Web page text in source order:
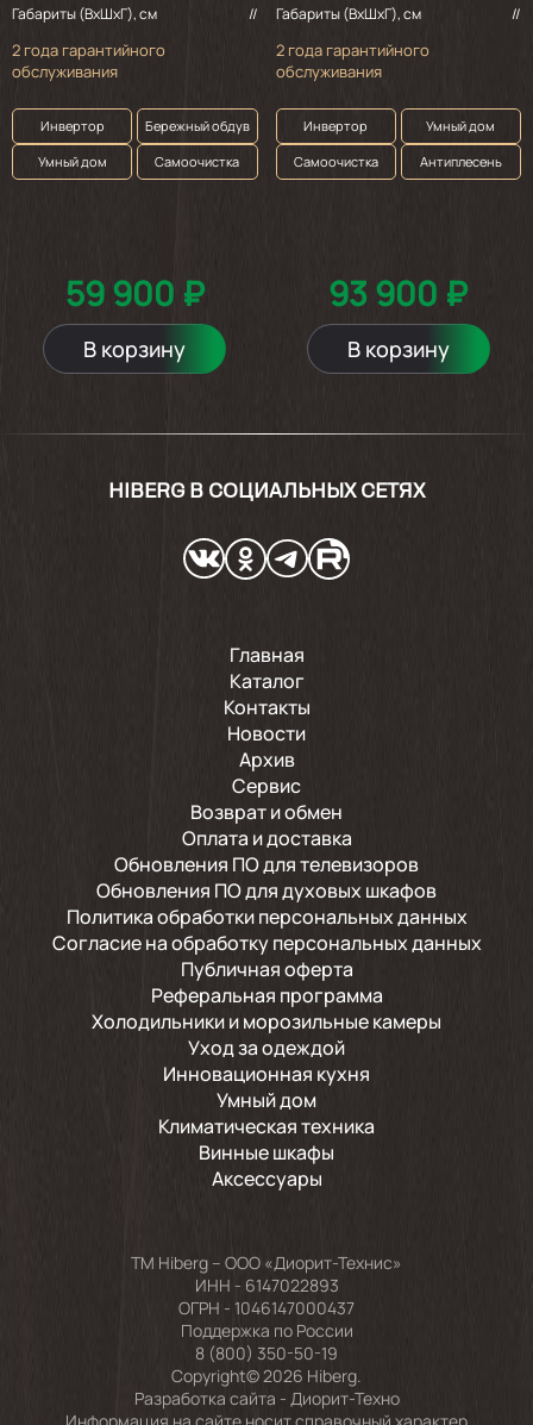
Габариты (ВхШхГ), см
//
2 года гарантийного
обслуживания
Инвертор
Бережный обдув
Умный дом
Самоочистка
59 900 ₽
В корзину
Габариты (ВхШхГ), см
//
2 года гарантийного
обслуживания
Инвертор
Умный дом
Самоочистка
Антиплесень
93 900 ₽
В корзину
HIBERG В СОЦИАЛЬНЫХ СЕТЯХ
Главная
Каталог
Контакты
Новости
Архив
Сервис
Возврат и обмен
Оплата и доставка
Обновления ПО для телевизоров
Обновления ПО для духовых шкафов
Политика обработки персональных данных
Согласие на обработку персональных данных
Публичная оферта
Реферальная программа
Холодильники и морозильные камеры
Уход за одеждой
Инновационная кухня
Умный дом
Климатическая техника
Винные шкафы
Аксессуары
TM Hiberg – ООО «Диорит-Технис»
ИНН - 6147022893
ОГРН - 1046147000437
Поддержка по России
8 (800) 350-50-19
Copyright© 2026 Hiberg.
Разработка сайта - Диорит-Техно